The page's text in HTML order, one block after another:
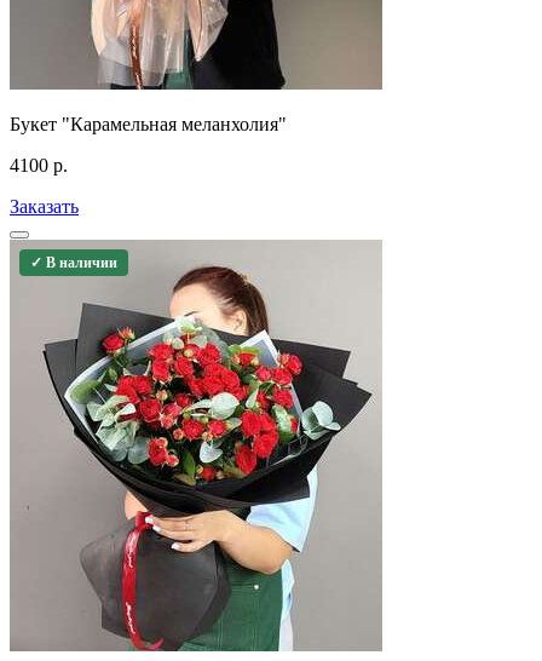
Букет "Карамельная меланхолия"
4100 р.
Заказать
✓ В наличии